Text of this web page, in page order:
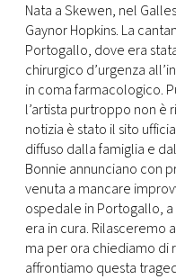
Nata a Skewen, nel
Gaynor Hopkins. La
Portogallo, dove era
chirurgico d’urgenza
in coma farmacologico.
l’artista purtroppo non è
notizia è stato il sito
diffuso dalla famiglia e
Bonnie annunciano con
venuta a mancare
ospedale in Portogallo,
era in cura. Rilasceremo
ma per ora chiediamo di
affrontiamo questa